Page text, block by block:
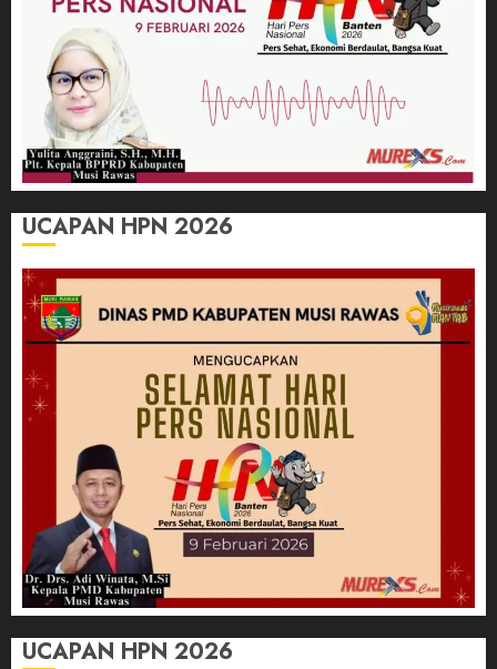
UCAPAN HPN 2026
UCAPAN HPN 2026